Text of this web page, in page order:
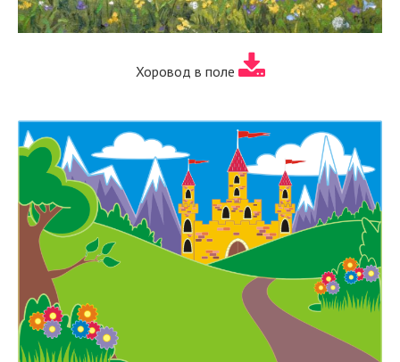
Хоровод в поле